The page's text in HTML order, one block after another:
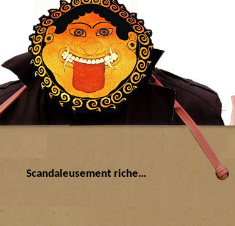
Scandaleusement riche…